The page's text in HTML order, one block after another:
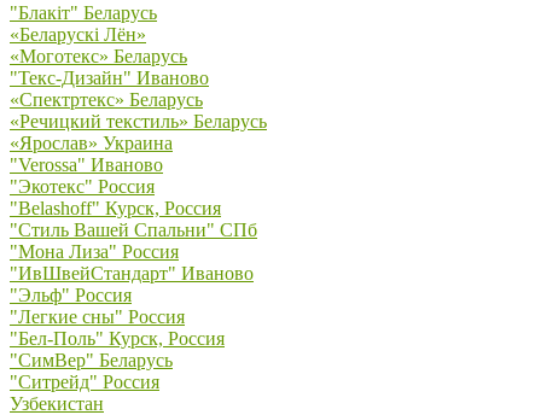
"Блакiт" Беларусь
«Беларускi Лён»
«Моготекс» Беларусь
"Текс-Дизайн" Иваново
«Спектртекс» Беларусь
«Речицкий текстиль» Беларусь
«Ярослав» Украина
"Verossa" Иваново
"Экотекс" Россия
"Belashoff" Курск, Россия
"Стиль Вашей Спальни" СПб
"Мона Лиза" Россия
"ИвШвейСтандарт" Иваново
"Эльф" Россия
"Легкие сны" Россия
"Бел-Поль" Курск, Россия
"СимВер" Беларусь
"Ситрейд" Россия
Узбекистан